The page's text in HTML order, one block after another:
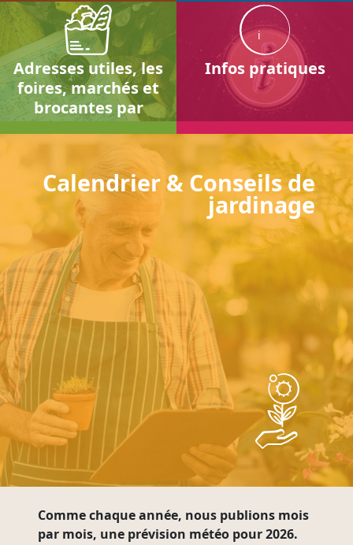
Adresses utiles, les
foires, marchés et
brocantes par
localités
i
Infos pratiques
Calendrier & Conseils de
jardinage
Comme chaque année, nous publions mois
par mois, une prévision météo pour 2026.